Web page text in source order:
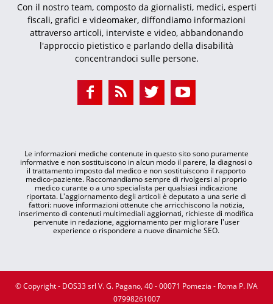
Con il nostro team, composto da giornalisti, medici, esperti
fiscali, grafici e videomaker, diffondiamo informazioni
attraverso articoli, interviste e video, abbandonando
l'approccio pietistico e parlando della disabilità
concentrandoci sulle persone.
Le informazioni mediche contenute in questo sito sono puramente
informative e non sostituiscono in alcun modo il parere, la diagnosi o
il trattamento imposto dal medico e non sostituiscono il rapporto
medico-paziente. Raccomandiamo sempre di rivolgersi al proprio
medico curante o a uno specialista per qualsiasi indicazione
riportata. L'aggiornamento degli articoli è deputato a una serie di
fattori: nuove informazioni ottenute che arricchiscono la notizia,
inserimento di contenuti multimediali aggiornati, richieste di modifica
pervenute in redazione, aggiornamento per migliorare l'user
experience o rispondere a nuove dinamiche SEO.
© Copyright - DOS33 srl V. G. Pagano, 40 - 00071 Pomezia - Roma P. IVA
07998261007